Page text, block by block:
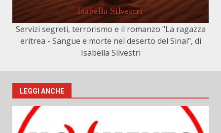
Servizi segreti, terrorismo e il romanzo "La ragazza
eritrea - Sangue e morte nel deserto del Sinai", di
Isabella Silvestri
LEGGI ANCHE